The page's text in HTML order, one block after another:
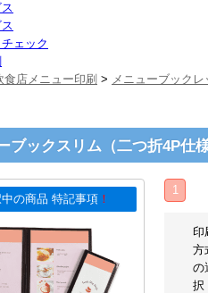
ェック
食店メニュー印刷 > メニューブックレ
ブックスリム（二つ折4P仕
の商品 特記事項 ！
1
印
方
の
択